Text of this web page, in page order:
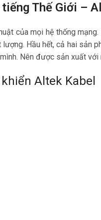
Thế Giới –
của mọi hệ thống
Hầu hết, cả hai sản
Nên được sản xuất
Altek Kabel